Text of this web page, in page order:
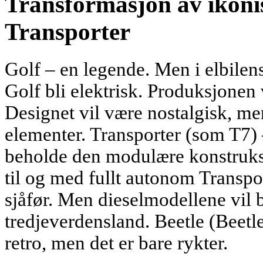
Transporter
Golf – en legende. Men i
Golf bli elektrisk.
Designet vil være nostalgisk,
elementer. Transporter (som
beholde den modulære
til og med fullt autonom
sjåfør. Men dieselmodellene vil
tredjeverdensland. Beetle
retro, men det er bare rykter.